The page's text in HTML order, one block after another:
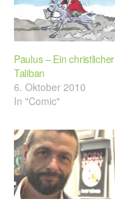
Paulus – Ein christlicher
Taliban
6. Oktober 2010
In "Comic"